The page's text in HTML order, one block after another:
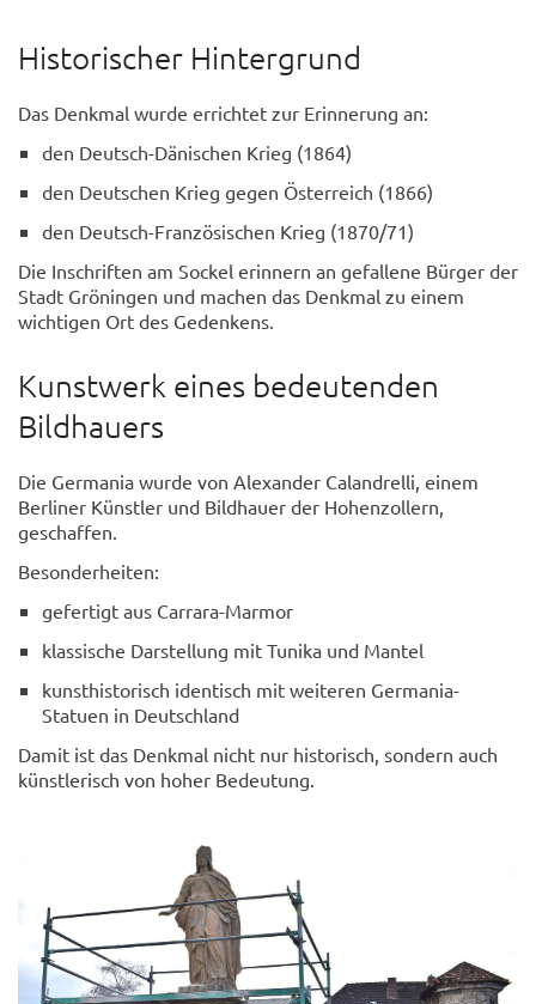
Historischer Hintergrund
Das Denkmal wurde errichtet zur Erinnerung an:
den Deutsch-Dänischen Krieg (1864)
den Deutschen Krieg gegen Österreich (1866)
den Deutsch-Französischen Krieg (1870/71)
Die Inschriften am Sockel erinnern an gefallene Bürger der
Stadt Gröningen und machen das Denkmal zu einem
wichtigen Ort des Gedenkens.
Kunstwerk eines bedeutenden
Bildhauers
Die Germania wurde von Alexander Calandrelli, einem
Berliner Künstler und Bildhauer der Hohenzollern,
geschaffen.
Besonderheiten:
gefertigt aus Carrara-Marmor
klassische Darstellung mit Tunika und Mantel
kunsthistorisch identisch mit weiteren Germania-
Statuen in Deutschland
Damit ist das Denkmal nicht nur historisch, sondern auch
künstlerisch von hoher Bedeutung.